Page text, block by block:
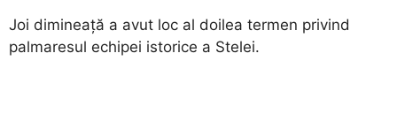
Joi dimineață a avut loc al doilea termen privind
palmaresul echipei istorice a Stelei.